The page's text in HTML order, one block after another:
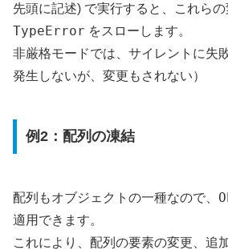
先頭に記述) で実行すると、これら
TypeError をスローします。
非厳格モードでは、サイレントに失
発生しないが、変更もされない）
例2：配列の凍結
配列もオブジェクトの一種なので、
適用できます。
これにより、配列の要素の変更、追